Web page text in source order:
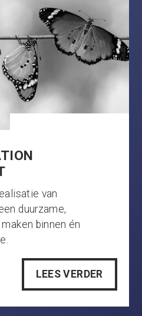
van
duurzame,
binnen én
LEES VERDER